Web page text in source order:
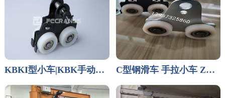
KBKI型小车|KBK手动小车 C型钢滑车 手拉小车 Z型钢 U型钢 镀锌C型钢